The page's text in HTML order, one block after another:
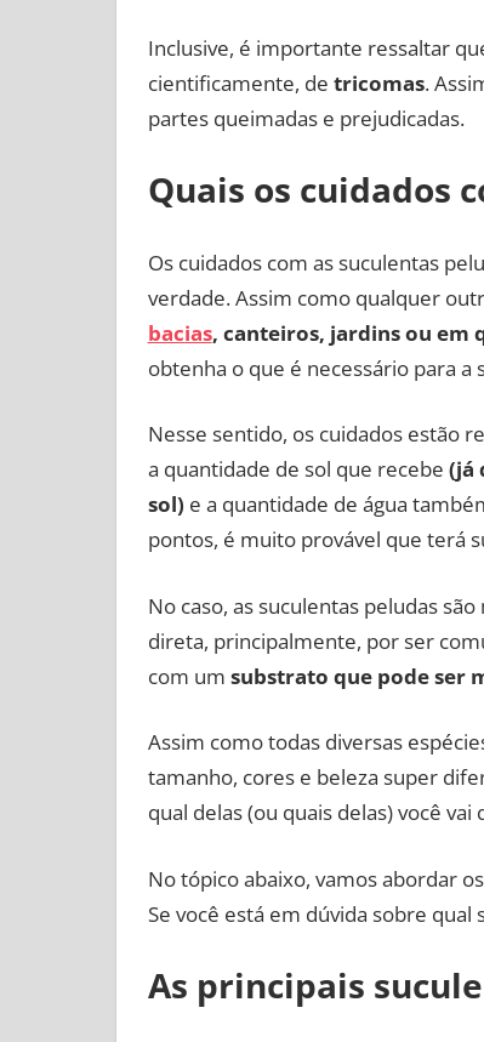
Inclusive, é importante ressaltar
cientificamente, de tricomas.
partes queimadas e prejudicadas.
Quais os cuidados
Os cuidados com as suculentas
verdade. Assim como qualquer
bacias, canteiros, jardins ou em
obtenha o que é necessário para a
Nesse sentido, os cuidados estão
a quantidade de sol que recebe (já
sol) e a quantidade de água
pontos, é muito provável que terá
No caso, as suculentas peludas
direta, principalmente, por ser
com um substrato que pode ser
Assim como todas diversas
tamanho, cores e beleza super
qual delas (ou quais delas) você
No tópico abaixo, vamos abordar
Se você está em dúvida sobre
As principais